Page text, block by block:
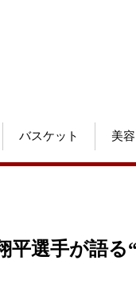
バスケット 美
平選手が語